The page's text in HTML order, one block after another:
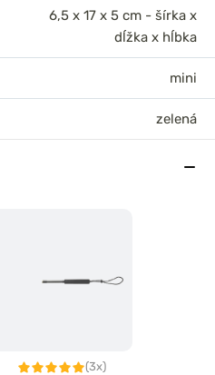
6,5 x 17 x 5 cm - šírka x
dĺžka x hĺbka
mini
zelená
(3x)